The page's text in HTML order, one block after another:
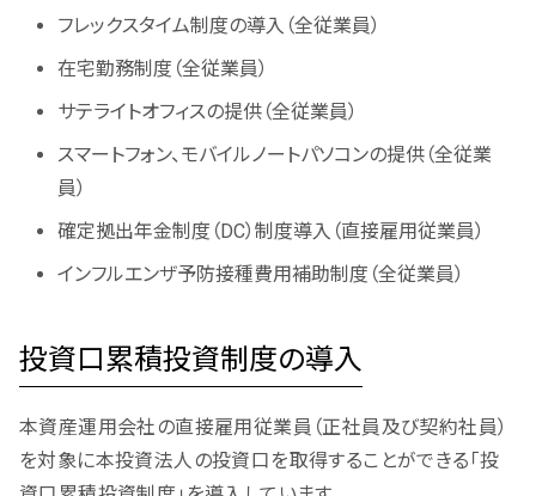
フレックスタイム制度の導入（全従業員）
在宅勤務制度（全従業員）
サテライトオフィスの提供（全従業員）
スマートフォン、モバイルノートパソコンの提供（全従業
員）
確定拠出年金制度（DC）制度導入（直接雇用従業員）
インフルエンザ予防接種費用補助制度（全従業員）
投資口累積投資制度の導入
本資産運用会社の直接雇用従業員（正社員及び契約社員）
を対象に本投資法人の投資口を取得することができる「投